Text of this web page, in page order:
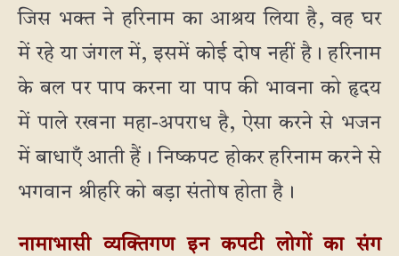
जिस भक्त ने हरिनाम का आश्रय लिया है, वह घर
में रहे या जंगल में, इसमें कोई दोष नहीं है। हरिनाम
के बल पर पाप करना या पाप की भावना को हृदय
में पाले रखना महा-अपराध है, ऐसा करने से भजन
में बाधाएँ आती हैं। निष्कपट होकर हरिनाम करने से
भगवान श्रीहरि को बड़ा संतोष होता है।
नामाभासी व्यक्तिगण इन कपटी लोगों का संग